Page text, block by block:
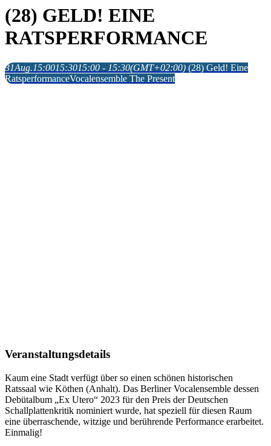
(28) GELD! EINE
RATSPERFORMANCE
31Aug.15:0015:3015:00 - 15:30(GMT+02:00) (28) Geld! Eine
RatsperformanceVocalensemble The Present
Veranstaltungsdetails
Kaum eine Stadt verfügt über so einen schönen historischen
Ratssaal wie Köthen (Anhalt). Das Berliner Vocalensemble dessen
Debütalbum „Ex Utero“ 2023 für den Preis der Deutschen
Schallplattenkritik nominiert wurde, hat speziell für diesen Raum
eine überraschende, witzige und berührende Performance erarbeitet.
Einmalig!